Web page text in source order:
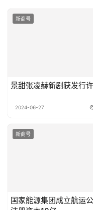
新商号
景甜张凌赫新剧获发行
2024-06-27
新商号
国家能源集团成立航运